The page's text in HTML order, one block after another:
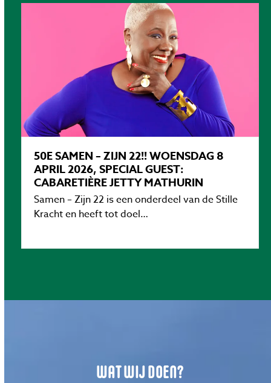
50E SAMEN – ZIJN 22!! WOENSDAG 8
APRIL 2026, SPECIAL GUEST:
CABARETIÈRE JETTY MATHURIN
Samen – Zijn 22 is een onderdeel van de Stille
Kracht en heeft tot doel…
WAT WIJ DOEN?